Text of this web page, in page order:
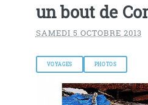
un bout de
SAMEDI 5 OCTOBRE 2013
VOYAGES PHOTOS